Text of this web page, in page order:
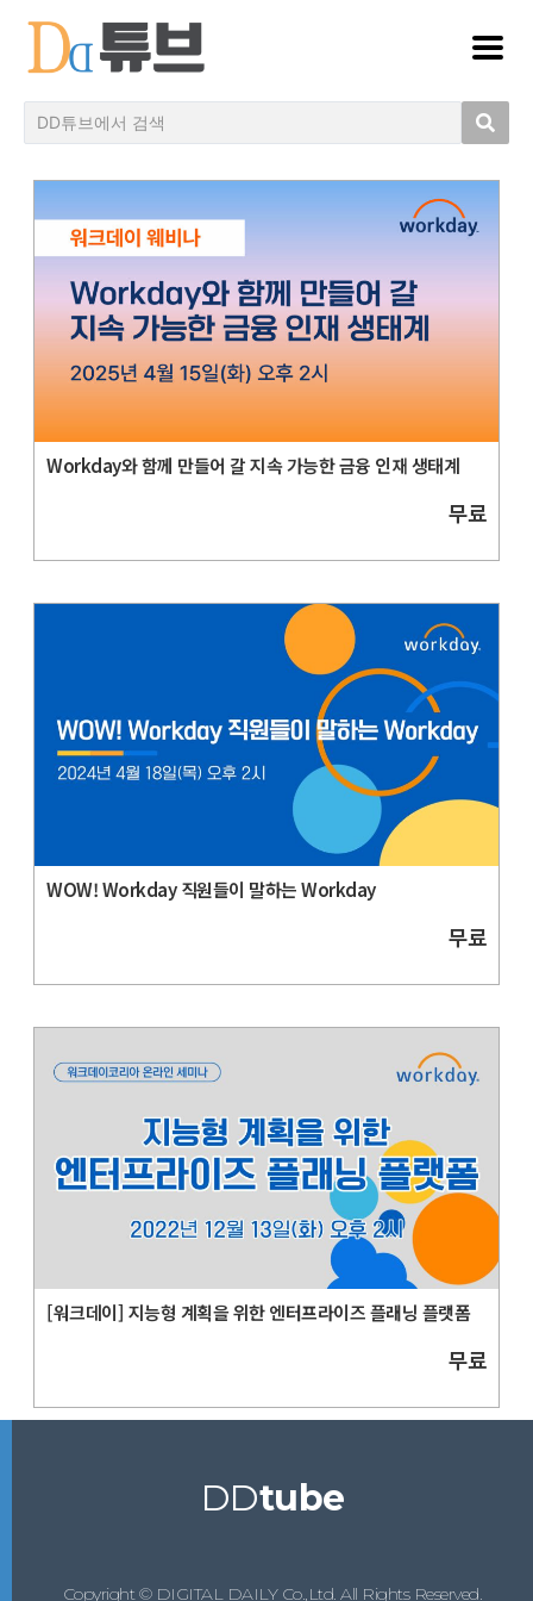
Workday와 함께 만들어 갈 지속 가능한 금융 인재 생태계
무료
WOW! Workday 직원들이 말하는 Workday
무료
[워크데이] 지능형 계획을 위한 엔터프라이즈 플래닝 플랫폼
무료
DDtube
Copyright © DIGITAL DAILY Co.,Ltd. All Rights Reserved.